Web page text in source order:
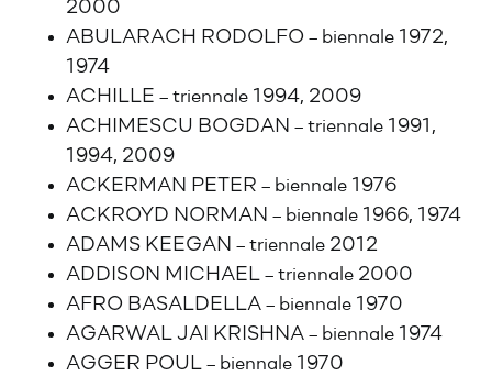
2000
ABULARACH RODOLFO – biennale 1972,
1974
ACHILLE – triennale 1994, 2009
ACHIMESCU BOGDAN – triennale 1991,
1994, 2009
ACKERMAN PETER – biennale 1976
ACKROYD NORMAN – biennale 1966, 1974
ADAMS KEEGAN – triennale 2012
ADDISON MICHAEL – triennale 2000
AFRO BASALDELLA – biennale 1970
AGARWAL JAI KRISHNA – biennale 1974
AGGER POUL – biennale 1970